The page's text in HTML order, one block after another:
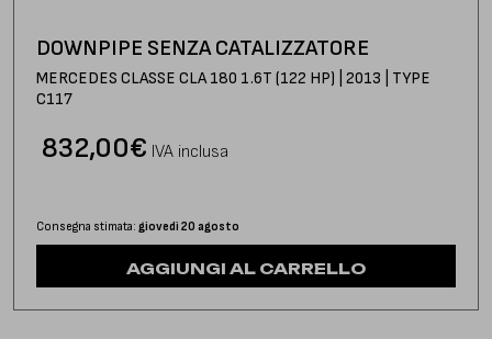
DOWNPIPE SENZA CATALIZZATORE
MERCEDES CLASSE CLA 180 1.6T (122 HP) | 2013 | TYPE
C117
€
832,00 IVA inclusa
Consegna stimata: giovedì 20 agosto
AGGIUNGI AL CARRELLO